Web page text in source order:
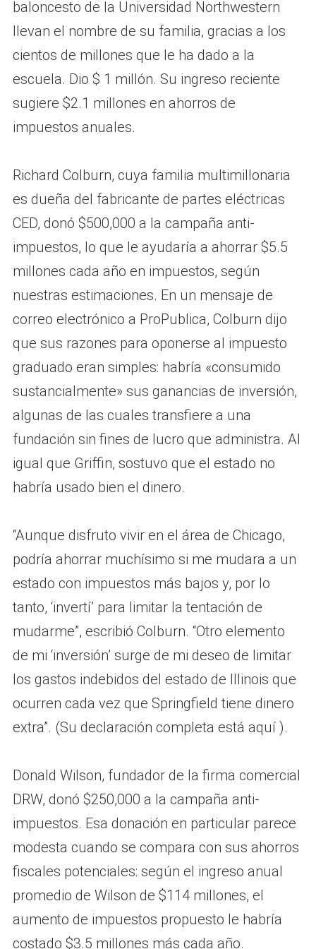
baloncesto de la Universidad Northwestern
llevan el nombre de su familia, gracias a los
cientos de millones que le ha dado a la
escuela. Dio $ 1 millón. Su ingreso reciente
sugiere $2.1 millones en ahorros de
impuestos anuales.
Richard Colburn, cuya familia multimillonaria
es dueña del fabricante de partes eléctricas
CED, donó $500,000 a la campaña anti-
impuestos, lo que le ayudaría a ahorrar $5.5
millones cada año en impuestos, según
nuestras estimaciones. En un mensaje de
correo electrónico a ProPublica, Colburn dijo
que sus razones para oponerse al impuesto
graduado eran simples: habría «consumido
sustancialmente» sus ganancias de inversión,
algunas de las cuales transfiere a una
fundación sin fines de lucro que administra. Al
igual que Griffin, sostuvo que el estado no
habría usado bien el dinero.
“Aunque disfruto vivir en el área de Chicago,
podría ahorrar muchísimo si me mudara a un
estado con impuestos más bajos y, por lo
tanto, ‘invertí’ para limitar la tentación de
mudarme”, escribió Colburn. “Otro elemento
de mi ‘inversión’ surge de mi deseo de limitar
los gastos indebidos del estado de Illinois que
ocurren cada vez que Springfield tiene dinero
extra”. (Su declaración completa está aquí ).
Donald Wilson, fundador de la firma comercial
DRW, donó $250,000 a la campaña anti-
impuestos. Esa donación en particular parece
modesta cuando se compara con sus ahorros
fiscales potenciales: según el ingreso anual
promedio de Wilson de $114 millones, el
aumento de impuestos propuesto le habría
costado $3.5 millones más cada año.